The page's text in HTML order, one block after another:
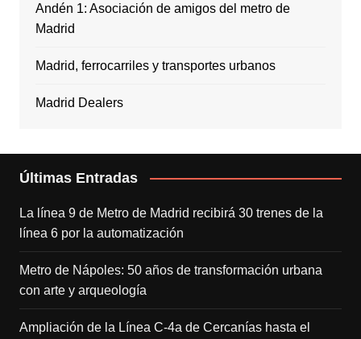
Andén 1: Asociación de amigos del metro de
Madrid
Madrid, ferrocarriles y transportes urbanos
Madrid Dealers
Últimas Entradas
La línea 9 de Metro de Madrid recibirá 30 trenes de la
línea 6 por la automatización
Metro de Nápoles: 50 años de transformación urbana
con arte y arqueología
Ampliación de la Línea C-4a de Cercanías hasta el